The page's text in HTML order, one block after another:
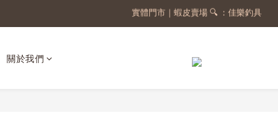
註冊會員，送 50 元購物金
關於我們